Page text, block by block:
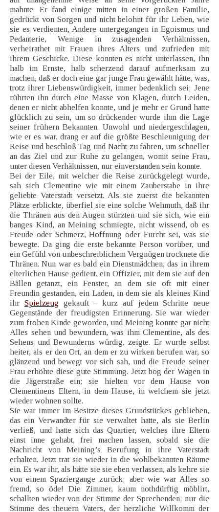
mahnte. Er fand einige mitten in einer großen Familie,
gedrückt von Sorgen und nicht belohnt für ihr Leben, wie
sie es verdienten, Andere untergegangen in Egoismus und
Pedanterie, Wenige in zusagenden Verhältnissen,
verheirathet mit Frauen ihres Alters und zufrieden mit
ihrem Geschicke. Diese konnten es nicht unterlassen, ihn
halb im Ernste, halb scherzend darauf aufmerksam zu
machen, daß er doch eine gar junge Frau gewählt hätte, was,
trotz ihrer Liebenswürdigkeit, immer bedenklich sei; Jene
rührten ihn durch eine Masse von Klagen, durch Leiden,
denen er nicht abhelfen konnte, und je mehr er Grund hatte
glücklich zu sein, um so drückender wurde ihm die Lage
seiner frühern Bekannten. Unwohl und niedergeschlagen,
wie er es war, drang er auf die größte Beschleunigung der
Reise und beschloß Tag und Nacht zu fahren, um schneller
an das Ziel und zur Ruhe zu gelangen, womit seine Frau,
unter diesen Verhältnissen, nur einverstanden sein konnte.
Bei der Eile, mit welcher die Reise zurückgelegt wurde,
sah sich Clementine wie mit einem Zauberstabe in ihre
geliebte Vaterstadt versetzt. Als sie zuerst die bekannten
Plätze erblickte, überfiel sie eine solche Wehmuth, daß ihr
die Thränen aus den Augen stürzten und sie sich, wie ein
banges Kind, an Meining schmiegte, nicht wissend, ob es
Freude oder Schmerz, Hoffnung oder Furcht sei, was sie
bewegte. Da ging die erste bekannte Person vorüber, und
ein Gefühl von unbeschreiblichem Vergnügen trocknete die
Thränen. Nun war es bald ein Dienstmädchen, das in ihrem
elterlichen Hause gedient, ein Offizier, mit dem sie auf den
Bällen getanzt, ein Fenster, an dem sie oft mit einer
Freundin gestanden, ein Laden, in dem sie als kleines Kind
ihr Spielzeug gekauft – kurz auf jedem Schritte neue
Gegenstände der freudigsten Erinnerung. Sie war wieder
zum frohen Kinde geworden, und Meining konnte gar nicht
Alles sehen und bewundern, was ihm Clementine, als des
Sehens und Bewunderns würdig, zeigte. Er wurde selbst
heiter, als er den Ort, an dem er zu wirken berufen war, so
glänzend und bewegt vor sich sah, und die Freude seiner
Frau erhöhte diese gute Stimmung. Jetzt bog der Wagen in
die Jägerstraße ein; sie hielten vor dem Hause von
Clementinens Eltern, in dem Hause, in welchem sie jetzt
wieder wohnen sollte.
Sie war immer im Besitze dieses Grundstückes geblieben,
das ein Verwandter für sie verwaltet hatte, als sie Berlin
verließ, und hatte sich das Quartier, welches ihre Eltern
einst inne gehabt, frei machen lassen, sobald sie die
Nachricht von Meining’s Berufung in ihre Vaterstadt
erhalten. Jetzt trat sie wieder in die wohlbekannten Räume
ein. Es war ihr, als hätte sie sie eben verlassen, als kehre sie
von einem Spaziergange zurück; aber wie war Alles so
fremd, so öde! Die Zimmer, kaum nothdürftig möblirt,
schallten wieder von der Stimme der Sprechenden; nur die
Stimme des theuern Vaters, der herzliche Willkomm der